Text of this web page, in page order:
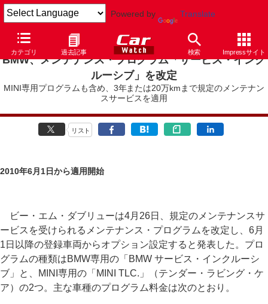
Powered by Translate
カテゴリ 過去記事 検索 Impressサイト
BMW、メンテナンス・プログラム「サービス・インク
ルーシブ」を改定
MINI専用プログラムも含め、3年または20万kmまで規定のメンテナン
スサービスを適用
リスト
2010年6月1日から適用開始
ビー・エム・ダブリューは4月26日、規定のメンテナンスサ
ービスを受けられるメンテナンス・プログラムを改定し、6月
1日以降の登録車両からオプション設定すると発表した。プロ
グラムの種類はBMW専用の「BMW サービス・インクルーシ
ブ」と、MINI専用の「MINI TLC.」（テンダー・ラビング・ケ
ア）の2つ。主な車種のプログラム料金は次のとおり。